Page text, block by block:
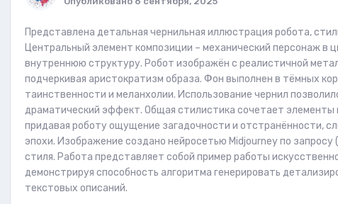
Представлена детальная чернильная иллюстрация робота,
Центральный элемент композиции – механический персонаж в
внутреннюю структуру. Робот изображён с реалистичной
подчеркивая аристократизм образа. Фон выполнен в тёмных
таинственности и меланхолии. Использование чернил
драматический эффект. Общая стилистика сочетает
придавая роботу ощущение загадочности и отстранённости,
эпохи. Изображение создано нейросетью Midjourney по
стиля. Работа представляет собой пример работы
демонстрируя способность алгоритма генерировать
текстовых описаний.